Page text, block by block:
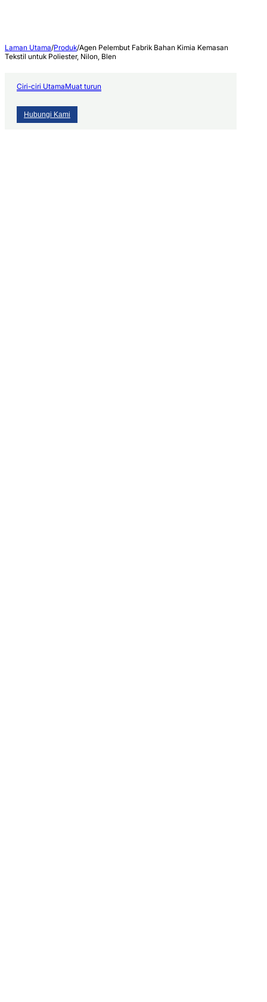
Laman Utama/Produk/Agen Pelembut Fabrik Bahan Kimia Kemasan
Tekstil untuk Poliester, Nilon, Blen
Ciri-ciri UtamaMuat turun
Hubungi Kami